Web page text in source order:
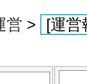
営 >
[運営